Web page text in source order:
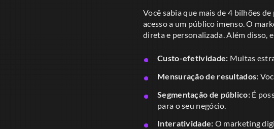
Você sabia que mais de 4 bilhões
acesso a um público imenso. O
direta e personalizada. Além disso,
Custo-efetividade: Muitas
Mensuração de resultados:
Segmentação de público:É
para o seu negócio.
Interatividade: O marketing